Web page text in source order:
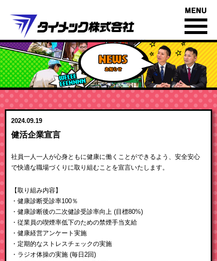
2024.09.19
健活企業宣言
社員一人一人が心身ともに健康に働くことができるよう、安全安心
で快適な職場づくりに取り組むことを宣言いたします。
【取り組み内容】
・健康診断受診率100％
・健康診断後の二次健診受診率向上 (目標80%)
・従業員の喫煙率低下のための禁煙手当支給
・健康経営アンケート実施
・定期的なストレスチェックの実施
・ラジオ体操の実施 (毎日2回)